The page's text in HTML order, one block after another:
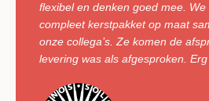
flexibel en denken goed mee.
compleet kerstpakket op maat
onze collega’s. Ze komen de
levering was als afgesproken.